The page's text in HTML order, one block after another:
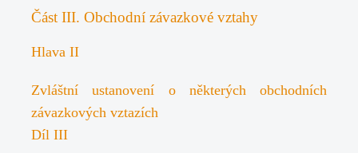
Část III. Obchodní závazkové vztahy
Hlava II
Zvláštní ustanovení o některých obchodních
závazkových vztazích
Díl III